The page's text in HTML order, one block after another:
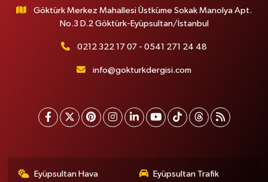
Göktürk Merkez Mahallesi Üstküme Sokak Manolya Apt.
No.3 D.2 Göktürk-Eyüpsultan/İstanbul
0212 322 17 07 - 0541 271 24 48
info@gokturkdergisi.com
Eyüpsultan Hava Eyüpsultan Trafik